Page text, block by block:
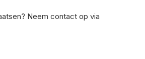
Neem contact op via